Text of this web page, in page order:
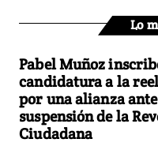
Lo
Pabel Muñoz
candidatura a la
por una alianza ante
suspensión de la
Ciudadana